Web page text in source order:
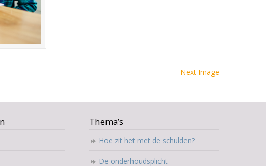
Next Image
Thema’s
Hoe zit het met de schulden?
De onderhoudsplicht